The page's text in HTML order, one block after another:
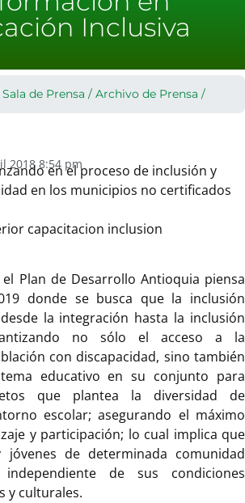
Inclusiva
Sala de Prensa / Archivo de Prensa /
2018 8:54 pmen el proceso de inclusión y
en los municipios no certificados
Plan de Desarrollo Antioquia piensa
donde se busca que la inclusión
la integración hasta la inclusión
no sólo el acceso a la
con discapacidad, sino también
educativo en su conjunto para
que plantea la diversidad de
escolar; asegurando el máximo
y participación; lo cual implica que
de determinada comunidad
de sus condiciones
y culturales.